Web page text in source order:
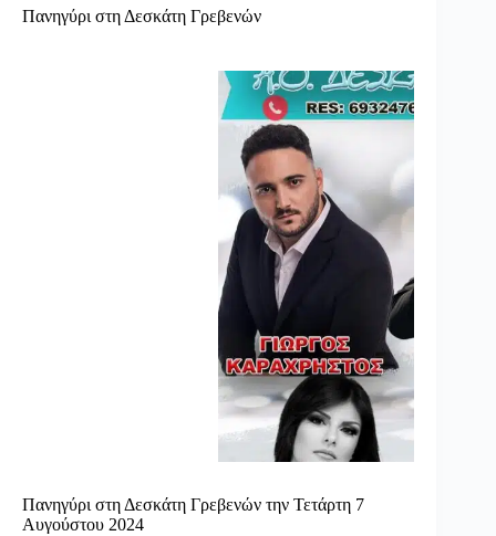
σελίδα
Πανηγύρι στη Δεσκάτη Γρεβενών
Πανηγύρι στη Δεσκάτη Γρεβενών την Τετάρτη 7
Αυγούστου 2024